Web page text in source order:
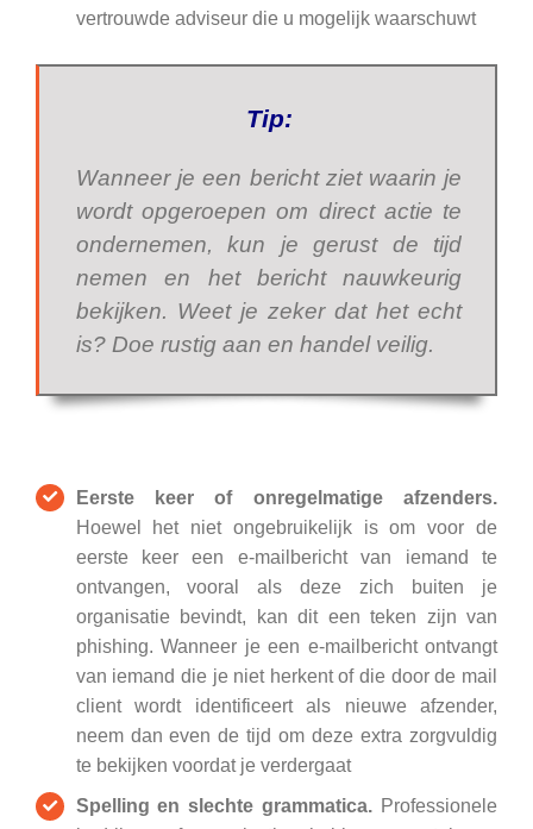
vertrouwde adviseur die u mogelijk waarschuwt
Tip:
Wanneer je een bericht ziet waarin je
wordt opgeroepen om direct actie te
ondernemen, kun je gerust de tijd
nemen en het bericht nauwkeurig
bekijken. Weet je zeker dat het echt
is? Doe rustig aan en handel veilig.
Eerste keer of onregelmatige afzenders.
Hoewel het niet ongebruikelijk is om voor de
eerste keer een e-mailbericht van iemand te
ontvangen, vooral als deze zich buiten je
organisatie bevindt, kan dit een teken zijn van
phishing. Wanneer je een e-mailbericht ontvangt
van iemand die je niet herkent of die door de mail
client wordt identificeert als nieuwe afzender,
neem dan even de tijd om deze extra zorgvuldig
te bekijken voordat je verdergaat
Spelling en slechte grammatica. Professionele